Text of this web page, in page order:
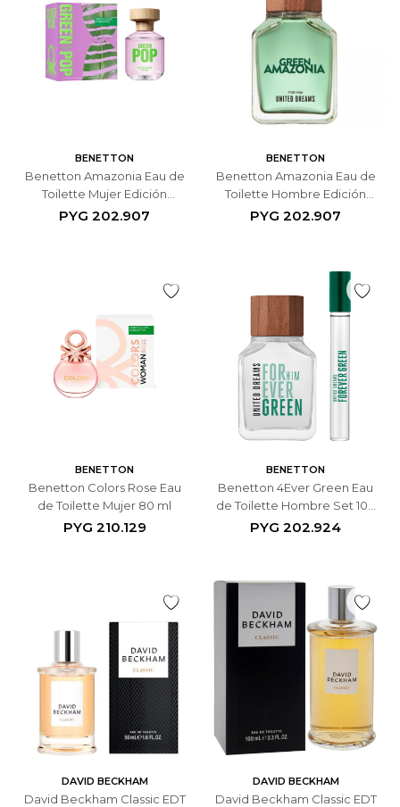
BENETTON
Benetton Amazonia Eau de
Toilette Mujer Edición
Limitada 2024 80 ml
PYG 202.907
BENETTON
Benetton Amazonia Eau de
Toilette Hombre Edición
Limitada 2024 100 ml
PYG 202.907
BENETTON
Benetton Colors Rose Eau
de Toilette Mujer 80 ml
PYG 210.129
BENETTON
Benetton 4Ever Green Eau
de Toilette Hombre Set 100
ml + Miniatura 10 ml
PYG 202.924
DAVID BECKHAM
David Beckham Classic EDT
DAVID BECKHAM
David Beckham Classic EDT